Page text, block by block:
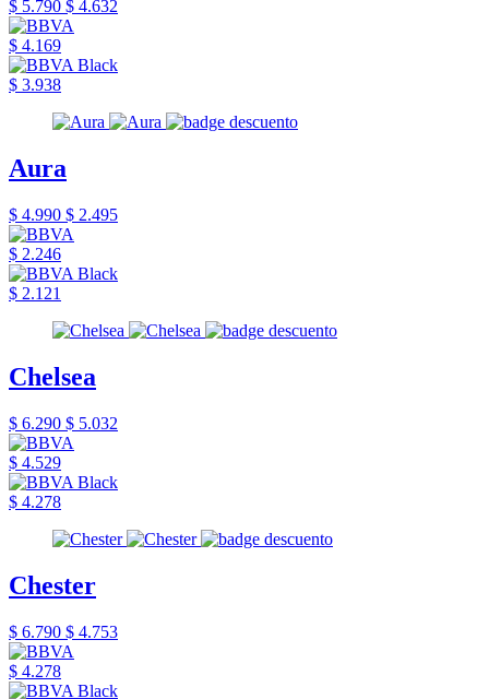
$ 5.790 $ 4.632
$ 4.169
$ 3.938
Aura
$ 4.990 $ 2.495
$ 2.246
$ 2.121
Chelsea
$ 6.290 $ 5.032
$ 4.529
$ 4.278
Chester
$ 6.790 $ 4.753
$ 4.278